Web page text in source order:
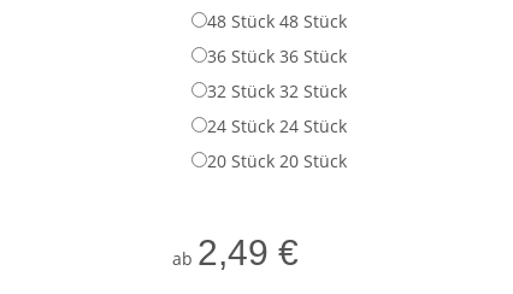
48 Stück 48 Stück
36 Stück 36 Stück
32 Stück 32 Stück
24 Stück 24 Stück
20 Stück 20 Stück
ab 2,49 €